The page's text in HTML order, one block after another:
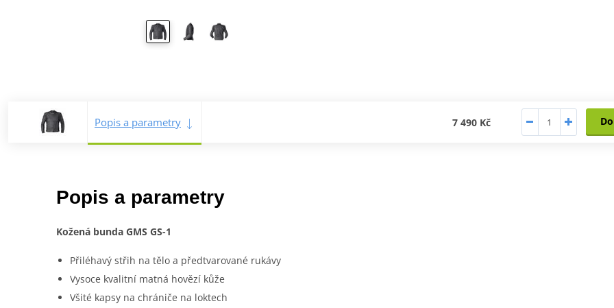
Popis a parametry 7 490 Kč
Popis a parametry
Kožená bunda GMS GS-1
Přiléhavý střih na tělo a předtvarované rukávy
Vysoce kvalitní matná hovězí kůže
Všité kapsy na chrániče na loktech